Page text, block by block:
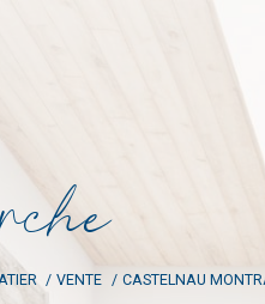
che
VENTE CASTELNAU